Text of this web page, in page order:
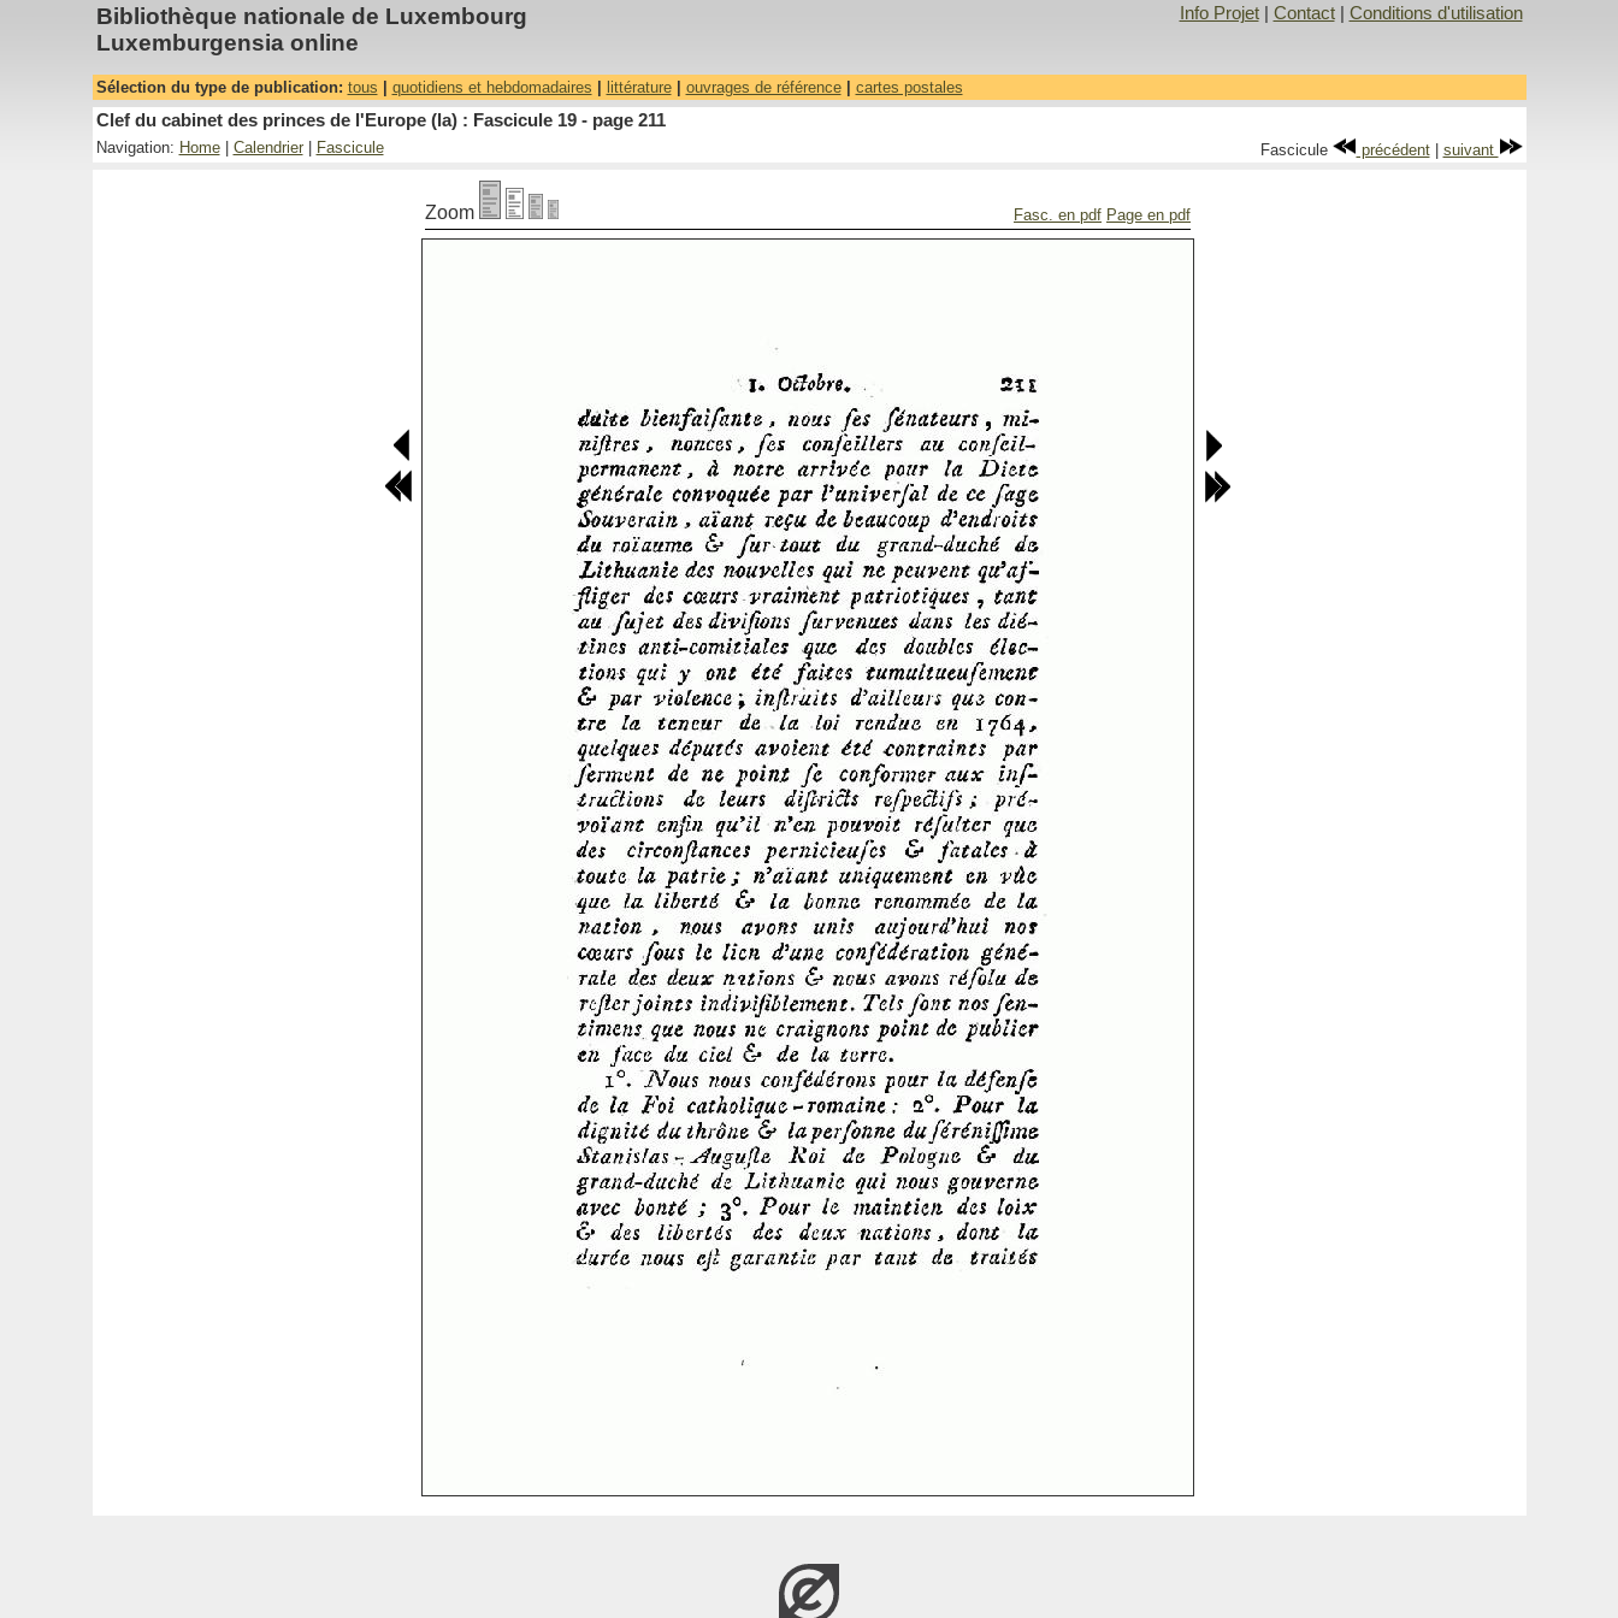
Bibliothèque nationale de Luxembourg
Luxemburgensia online
Info Projet| Contact| Conditions d'utilisation
Sélection du type de publication: tous quotidiens et hebdomadaires littérature| ouvrages de référence| cartes postales
Clef du cabinet des princes de l'Europe (la) : Fascicule 19 - page 211
Navigation: Home| Calendrier| Fascicule Fascicule précédent| suivant
Zoom Fasc. en pdf Page en pdf